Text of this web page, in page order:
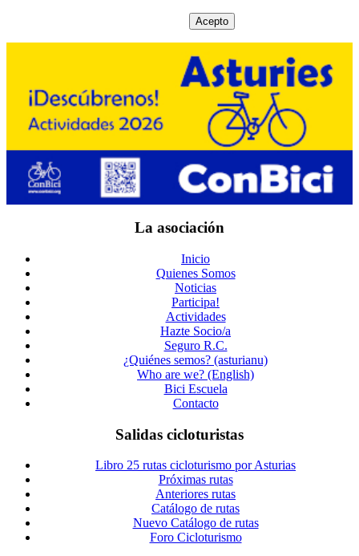
Acepto
La asociación
Inicio
Quienes Somos
Noticias
Participa!
Actividades
Hazte Socio/a
Seguro R.C.
¿Quiénes semos? (asturianu)
Who are we? (English)
Bici Escuela
Contacto
Salidas cicloturistas
Libro 25 rutas cicloturismo por Asturias
Próximas rutas
Anteriores rutas
Catálogo de rutas
Nuevo Catálogo de rutas
Foro Cicloturismo